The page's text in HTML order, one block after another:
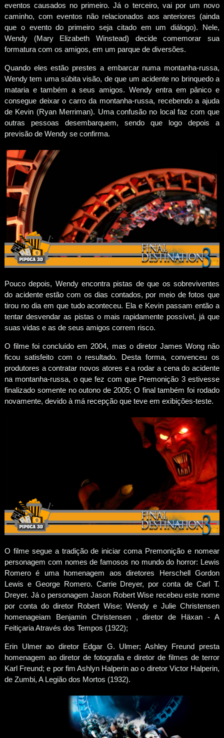
eventos causados no primeiro. Já o terceiro, vai por um novo
caminho, com eventos não relacionados aos anteriores (ainda
que o evento do primeiro seja citado em um diálogo). Nele,
Wendy (Mary Elizabeth Winstead) decide comemorar sua
formatura com os amigos, em um parque de diversões.
Quando eles estão prestes a embarcar numa montanha-russa,
Wendy tem uma súbita visão, de que um acidente no brinquedo a
mataria e também a seus amigos. Wendy entra em pânico e
consegue deixar o carro da montanha-russa, recebendo a ajuda
de Kevin (Ryan Merriman). Uma confusão no local faz com que
outras pessoas desembarquem, sendo que logo depois a
previsão de Wendy se confirma.
Pouco depois, Wendy encontra pistas de que os sobreviventes
do acidente estão com os dias contados, por meio de fotos que
tirou no dia em que tudo aconteceu. Ela e Kevin passam então a
tentar desvendar as pistas o mais rapidamente possível, já que
suas vidas e as de seus amigos correm risco.
O filme foi concluído em 2004, mas o diretor James Wong não
ficou satisfeito com o resultado. Desta forma, convenceu os
produtores a contratar novos atores e a rodar a cena do acidente
na montanha-russa, o que fez com que Premonição 3 estivesse
finalizado somente no outono de 2005; O final também foi rodado
novamente, devido à má recepção que teve em exibições-teste.
O filme segue a tradição de iniciar coma Premonição e nomear
personagem com nomes de famosos no mundo do horror: Lewis
Romero é uma homenagem aos diretores Herschell Gordon
Lewis e George Romero. Carrie Dreyer, por conta de Carl T.
Dreyer. Já o personagem Jason Robert Wise recebeu este nome
por conta do diretor Robert Wise; Wendy e Julie Christensen
homenageiam Benjamin Christensen , diretor de Häxan - A
Feitiçaria Através dos Tempos (1922);
Erin Ulmer ao diretor Edgar G. Ulmer; Ashley Freund presta
homenagem ao diretor de fotografia e diretor de filmes de terror
Karl Freund; e por fim Ashlyn Halperin ao o diretor Victor Halperin,
de Zumbi, A Legião dos Mortos (1932).